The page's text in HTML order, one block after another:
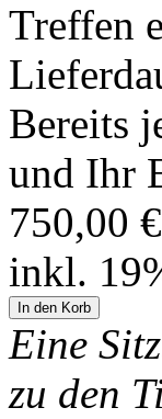
Treffen
Bereits
und Ihr
750,00 €
inkl.
Eine
zu den